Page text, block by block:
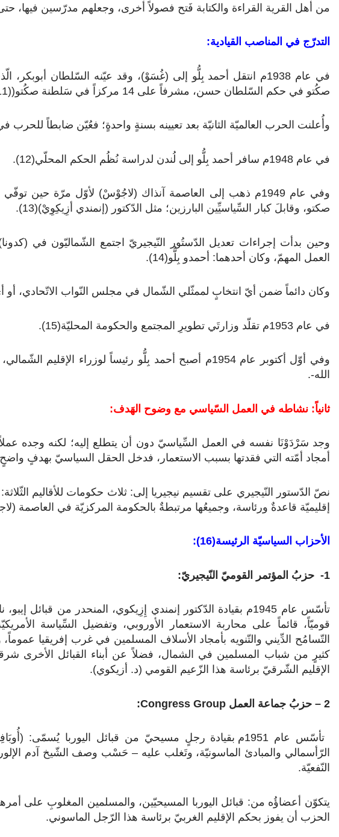
من أهل القرية القراءة والكتابة فَتح فصولاً أخرى، وجعلهم مدرّسين فيها،
التدرّج في المناصب القيادية:
صكُتو في حكم السّلطان حسن، مشرفاً على 14 مركزاً في سَلطنة صكُتو((11))، وبهذا اكتسب مهاراتٍ إداريّة.
وأُعلنت الحرب العالميّة الثانيّة بعد تعيينه بسنةٍ واحدةٍ؛ فعُيّن ضابطاً للحرب
في عام 1948م سافر أحمد بِلُّو إلى لُندن لدراسة نُظُم الحكم المحلّي(12).
وفي عام 1949م ذهب إلى العاصمة آنذاك (لاجُوْسْ) لأوّل مرّة حين
صكتو، وقابلَ كبار السِّياسيِّين البارزين؛ مثل الدّكتور (إنمندي أزِيكِوِيْ)(13).
وحين بدأت إجراءات تعديل الدّستُور النّيجيريّ اجتمع الشّماليّون في
العمل المهمّ، وكان أحدهما: أحمدو بِلُّو(14).
وكان دائماً ضمن أيّ انتخابٍ لممثّلي الشّمال في مجلس النّواب الاتّحادي،
في عام 1953م تقلّد وزارتَي تطويرِ المجتمع والحكومة المحليّة(15).
وفي أوّل أكتوبر عام 1954م أصبح أحمد بِلُّو رئيساً لوزراء
الله-.
ثانياً: نشاطه في العمل السّياسي مع وضوح الهَدف:
وجد سَرْدَوْنَا نفسه في العمل السِّياسيّ دون أن يتطلع إليه؛ لكنه وجده
أمجاد أمّته التي فقدتها بسبب الاستعمار، فدخل الحقل السياسيّ بهدفٍ
نصّ الدّستور النّيجيري على تقسيم نيجيريا إلى: ثلاث حكومات للأقاليم
إقليميّة قاعدةٌ ورئاسة، وجميعُها مرتبطةٌ بالحكومة المركزيّة في العاصمة
الأحزاب السياسيّة الرئيسة(16):
1- حزبُ المؤتمر القوميّ النّيجيريّ:
تأسّس عام 1945م بقيادة الدّكتور إنمندي إِزِيكوي، المنحدر من
قوميّاً، قائماً على محاربة الاستعمار الأوروبي، وتفضيل السِّياسة
التّسامُح الدِّيني والتّنويه بأمجاد الأسلاف المسلمين في غرب إفريقيا
كثيرٍ من شباب المسلمين في الشمال، فضلاً عن أبناء القبائل الأخرى
الإقليم الشّرقيّ برئاسة هذا الزّعيم القومي (د. أزيكوي).
2 – حزبُ جماعة العمل Congress Group:
تأسّس عام 1951م بقيادة رجلٍ مسيحيّ من قبائل اليوربا
الرّأسمالي والمبادئ الماسونيّة، وتَغلب عليه – حَسْب وصف الشّيخ آدم الإلوري
النّفعيّة.
يتكوّن أعضاؤُه من: قبائل اليوربا المسيحيّين، والمسلمين المغلوبِ على
الحزب أن يفوز بحكم الإقليم الغربيّ برئاسة هذا الرّجل الماسوني.